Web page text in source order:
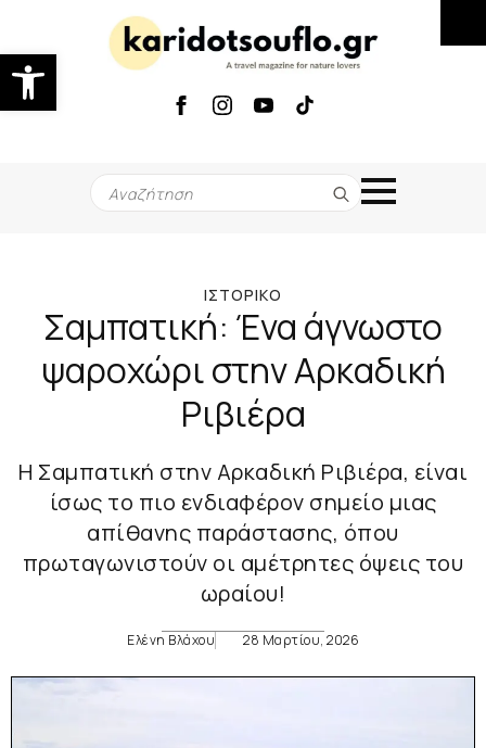
Ανοίξτε τη γραμμή εργαλείων
Search
for:
ΙΣΤΟΡΙΚΌ
Σαμπατική: Ένα άγνωστο
ψαροχώρι στην Αρκαδική
Ριβιέρα
Η Σαμπατική στην Αρκαδική Ριβιέρα, είναι
ίσως το πιο ενδιαφέρον σημείο μιας
απίθανης παράστασης, όπου
πρωταγωνιστούν οι αμέτρητες όψεις του
ωραίου!
Ελένη Βλάχου 28 Μαρτίου, 2026